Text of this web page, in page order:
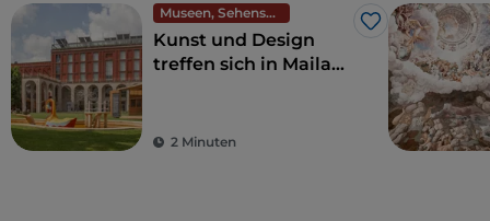
Museen, Sehenswürdigkeiten und Denkmäler
Like
Kunst und Design
treffen sich in Mailand
2 Minuten